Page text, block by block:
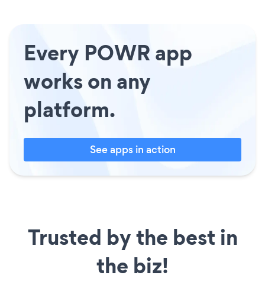
Every POWR app
works on any
platform.
See apps in action
Trusted by the best in
the biz!